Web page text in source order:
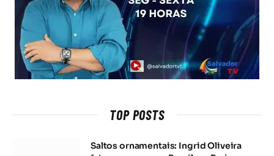
TOP POSTS
Saltos ornamentais: Ingrid Oliveira